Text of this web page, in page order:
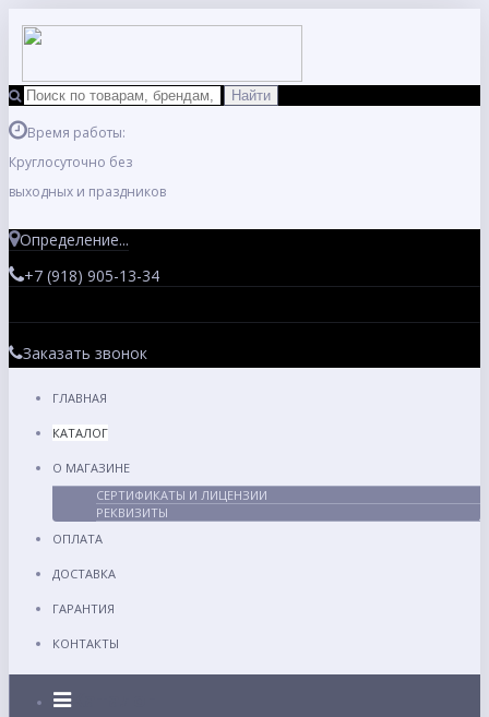
Время работы:
Круглосуточно без
выходных и праздников
Определение...
+7 (918) 905-13-34
Заказать звонок
ГЛАВНАЯ
КАТАЛОГ
О МАГАЗИНЕ
СЕРТИФИКАТЫ И ЛИЦЕНЗИИ
РЕКВИЗИТЫ
ОПЛАТА
ДОСТАВКА
ГАРАНТИЯ
КОНТАКТЫ
Каталог